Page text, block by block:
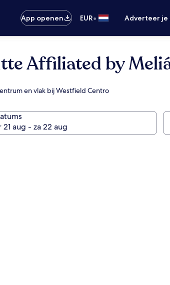
App openen
EUR• Adverteer je
Affiliated by
en vlak bij Westfield Centro